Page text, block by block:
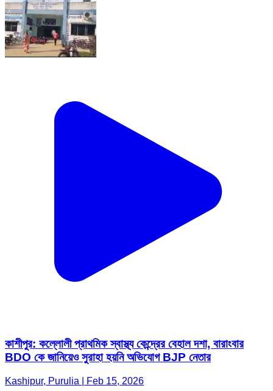
কাশীপুর: কল্লোলী প্রাথমিক স্বাস্থ্য কেন্দ্রের বেহাল দশা, বারাংবার
BDO কে জানিয়েও সুরাহা হয়নি অভিযোগ BJP নেতার
Kashipur, Purulia | Feb 15, 2026